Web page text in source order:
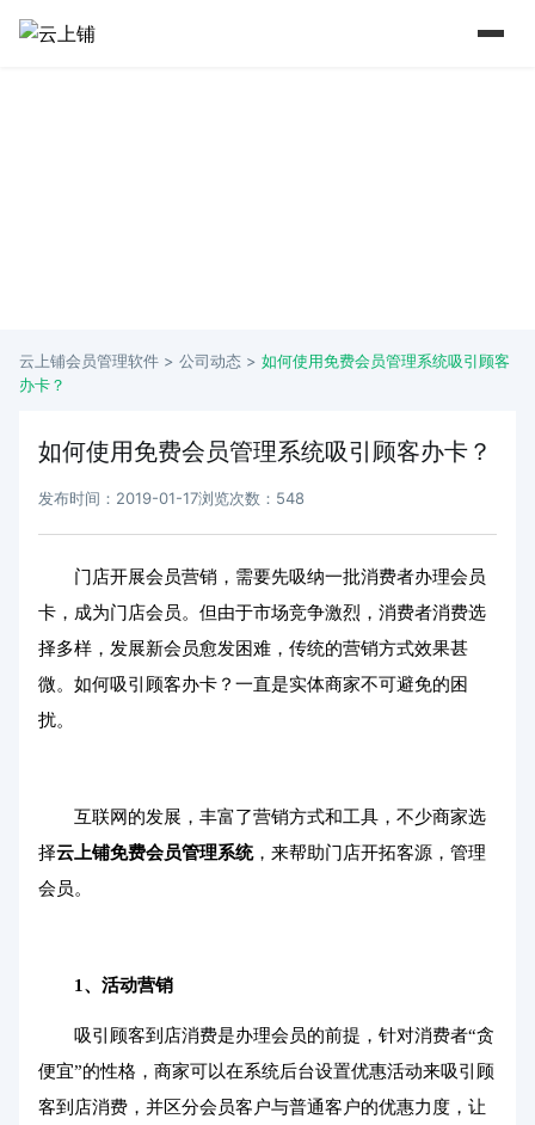
云上铺会员管理软件 > 公司动态 > 如何使用免费会员管理系统吸引顾客
办卡？
如何使用免费会员管理系统吸引顾客办卡？
发布时间：2019-01-17浏览次数：548
门店开展会员营销，需要先吸纳一批消费者办理会员
卡，成为门店会员。但由于市场竞争激烈，消费者消费选
择多样，发展新会员愈发困难，传统的营销方式效果甚
微。如何吸引顾客办卡？一直是实体商家不可避免的困
扰。
互联网的发展，丰富了营销方式和工具，不少商家选
择云上铺免费会员管理系统，来帮助门店开拓客源，管理
会员。
1、活动营销
吸引顾客到店消费是办理会员的前提，针对消费者“贪
便宜”的性格，商家可以在系统后台设置优惠活动来吸引顾
客到店消费，并区分会员客户与普通客户的优惠力度，让